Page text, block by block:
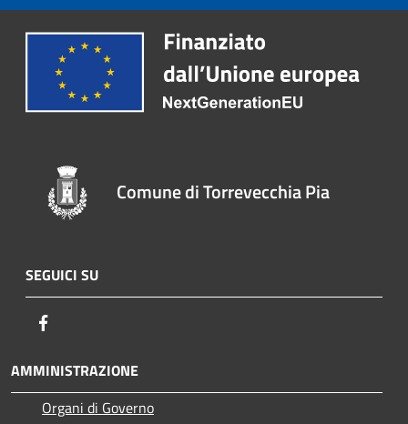
Comune di Torrevecchia Pia
SEGUICI SU
AMMINISTRAZIONE
Organi di Governo